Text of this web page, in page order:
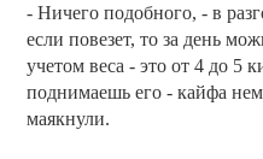
- Ничего подобного, - в
если повезет, то за день
учетом веса - это от 4 до 5
поднимаешь его - кайфа
маякнули.